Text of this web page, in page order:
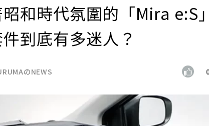
和時代氛圍的「Mira e:S
到底有多迷人？
のNEWS